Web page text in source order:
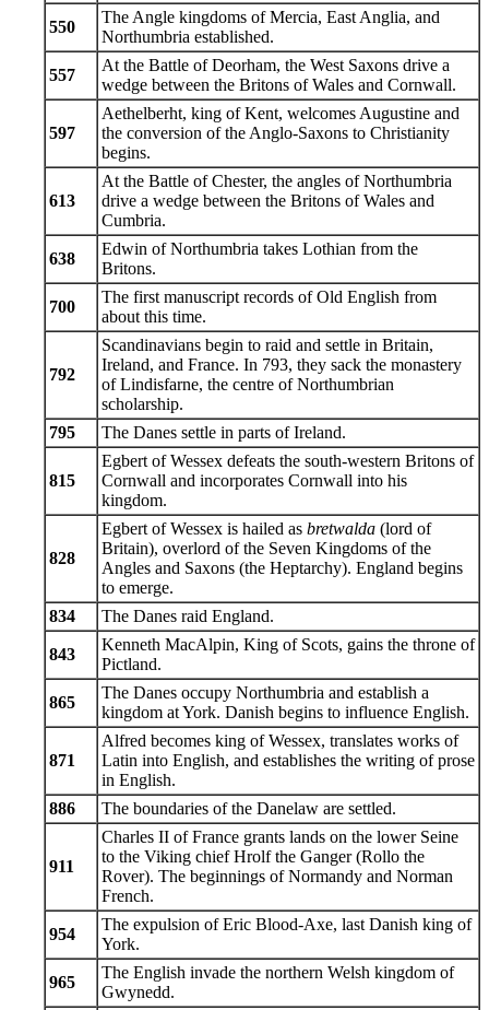
550
The Angle kingdoms of Mercia, East Anglia, and
Northumbria established.
557
At the Battle of Deorham, the West Saxons drive a
wedge between the Britons of Wales and Cornwall.
597
Aethelberht, king of Kent, welcomes Augustine and
the conversion of the Anglo-Saxons to Christianity
begins.
613
At the Battle of Chester, the angles of Northumbria
drive a wedge between the Britons of Wales and
Cumbria.
638
Edwin of Northumbria takes Lothian from the
Britons.
700
The first manuscript records of Old English from
about this time.
792
Scandinavians begin to raid and settle in Britain,
Ireland, and France. In 793, they sack the monastery
of Lindisfarne, the centre of Northumbrian
scholarship.
795
The Danes settle in parts of Ireland.
815
Egbert of Wessex defeats the south-western Britons of
Cornwall and incorporates Cornwall into his
kingdom.
828
Egbert of Wessex is hailed as bretwalda (lord of
Britain), overlord of the Seven Kingdoms of the
Angles and Saxons (the Heptarchy). England begins
to emerge.
834
The Danes raid England.
843
Kenneth MacAlpin, King of Scots, gains the throne of
Pictland.
865
The Danes occupy Northumbria and establish a
kingdom at York. Danish begins to influence English.
871
Alfred becomes king of Wessex, translates works of
Latin into English, and establishes the writing of prose
in English.
886
The boundaries of the Danelaw are settled.
911
Charles II of France grants lands on the lower Seine
to the Viking chief Hrolf the Ganger (Rollo the
Rover). The beginnings of Normandy and Norman
French.
954
The expulsion of Eric Blood-Axe, last Danish king of
York.
965
The English invade the northern Welsh kingdom of
Gwynedd.